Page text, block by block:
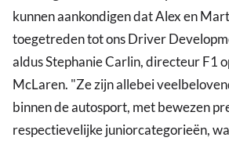
kunnen aankondigen dat Alex en
toegetreden tot ons Driver
aldus Stephanie Carlin, directeur F1
McLaren. "Ze zijn allebei
binnen de autosport, met bewezen
respectievelijke juniorcategorieën,